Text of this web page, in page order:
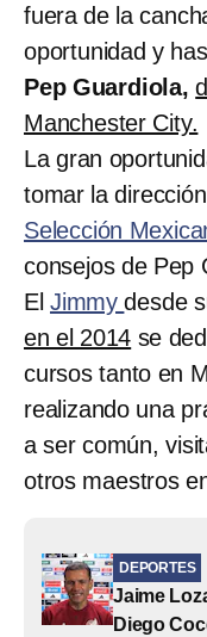
fuera de la
oportunidad y
Pep Guardiola,
Manchester City.
La gran
tomar la
Selección
consejos de Pep
El Jimmydesde
en el 2014 se
cursos tanto en
realizando una
a ser común,
otros maestros
DEPORTES
Jaime
Diego